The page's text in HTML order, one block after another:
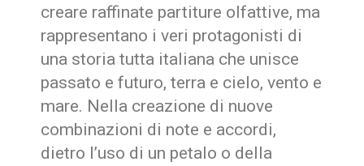
creare raffinate partiture olfattive, ma
rappresentano i veri protagonisti di
una storia tutta italiana che unisce
passato e futuro, terra e cielo, vento e
mare. Nella creazione di nuove
combinazioni di note e accordi,
dietro l’uso di un petalo o della